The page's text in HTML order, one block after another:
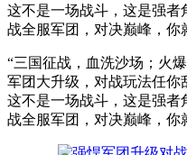
这不是一场战斗，这是强
战全服军团，对决巅峰，你
“三国征战，血洗沙场；火
军团大升级，对战玩法任你
这不是一场战斗，这是强
战全服军团，对决巅峰，你